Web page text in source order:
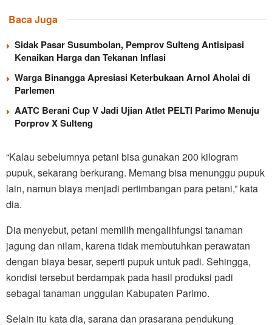
Baca Juga
Sidak Pasar Susumbolan, Pemprov Sulteng Antisipasi
Kenaikan Harga dan Tekanan Inflasi
Warga Binangga Apresiasi Keterbukaan Arnol Aholai di
Parlemen
AATC Berani Cup V Jadi Ujian Atlet PELTI Parimo Menuju
Porprov X Sulteng
“Kalau sebelumnya petani bisa gunakan 200 kilogram
pupuk, sekarang berkurang. Memang bisa menunggu pupuk
lain, namun biaya menjadi pertimbangan para petani,” kata
dia.
Dia menyebut, petani memilih mengalihfungsi tanaman
jagung dan nilam, karena tidak membutuhkan perawatan
dengan biaya besar, seperti pupuk untuk padi. Sehingga,
kondisi tersebut berdampak pada hasil produksi padi
sebagai tanaman unggulan Kabupaten Parimo.
Selain itu kata dia, sarana dan prasarana pendukung